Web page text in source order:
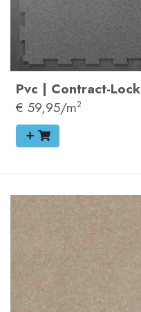
Pvc | Contract-Lock
€ 59,95/m2